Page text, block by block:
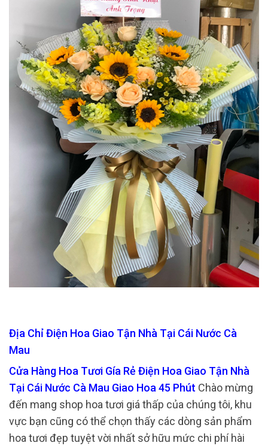
Địa Chỉ Điện Hoa Giao Tận Nhà Tại Cái Nước Cà
Mau
Cửa Hàng Hoa Tươi Gía Rẻ Điện Hoa Giao Tận Nhà
Tại Cái Nước Cà Mau Giao Hoa 45 Phút Chào mừng
đến mang shop hoa tươi giá thấp của chúng tôi, khu
vực bạn cũng có thể chọn thấy các dòng sản phẩm
hoa tươi đẹp tuyệt vời nhất sở hữu mức chi phí hài